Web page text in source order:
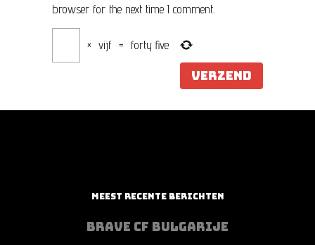
browser for the next time I comment.
× vijf = forty five
MEEST RECENTE BERICHTEN
BRAVE CF BULGARIJE